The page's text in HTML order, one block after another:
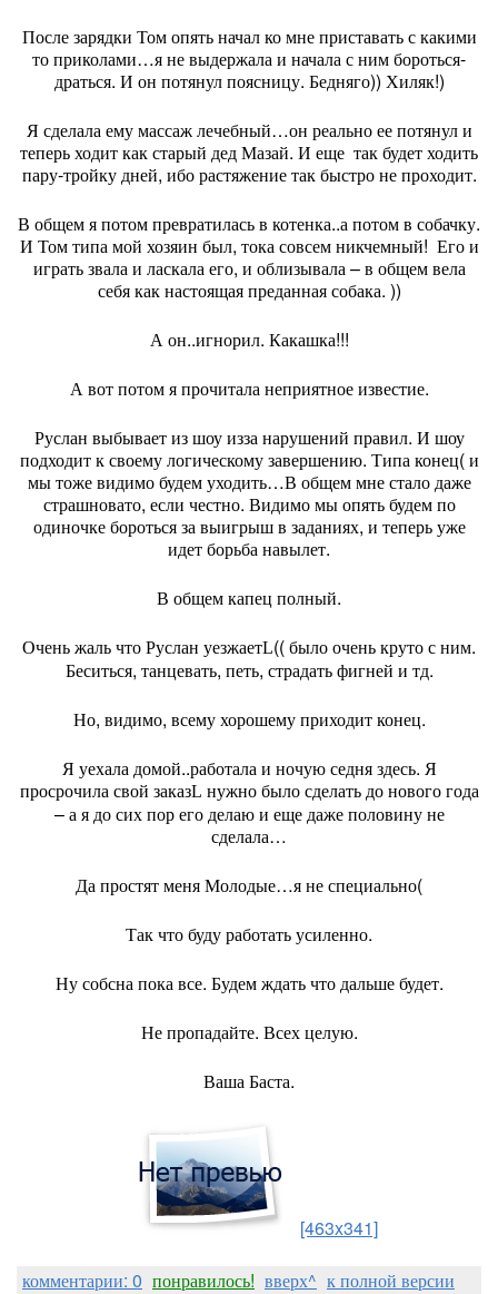
После зарядки Том опять начал ко мне приставать с какими
то приколами…я не выдержала и начала с ним бороться-
драться. И он потянул поясницу. Бедняго)) Хиляк!)
Я сделала ему массаж лечебный…он реально ее потянул и
теперь ходит как старый дед Мазай. И еще так будет ходить
пару-тройку дней, ибо растяжение так быстро не проходит.
В общем я потом превратилась в котенка..а потом в собачку.
И Том типа мой хозяин был, тока совсем никчемный! Его и
играть звала и ласкала его, и облизывала – в общем вела
себя как настоящая преданная собака. ))
А он..игнорил. Какашка!!!
А вот потом я прочитала неприятное известие.
Руслан выбывает из шоу изза нарушений правил. И шоу
подходит к своему логическому завершению. Типа конец( и
мы тоже видимо будем уходить…В общем мне стало даже
страшновато, если честно. Видимо мы опять будем по
одиночке бороться за выигрыш в заданиях, и теперь уже
идет борьба навылет.
В общем капец полный.
Очень жаль что Руслан уезжаетL(( было очень круто с ним.
Беситься, танцевать, петь, страдать фигней и тд.
Но, видимо, всему хорошему приходит конец.
Я уехала домой..работала и ночую седня здесь. Я
просрочила свой заказL нужно было сделать до нового года
– а я до сих пор его делаю и еще даже половину не
сделала…
Да простят меня Молодые…я не специально(
Так что буду работать усиленно.
Ну собсна пока все. Будем ждать что дальше будет.
Не пропадайте. Всех целую.
Ваша Баста.
[463x341]
комментарии: 0 понравилось! вверх^ к полной версии